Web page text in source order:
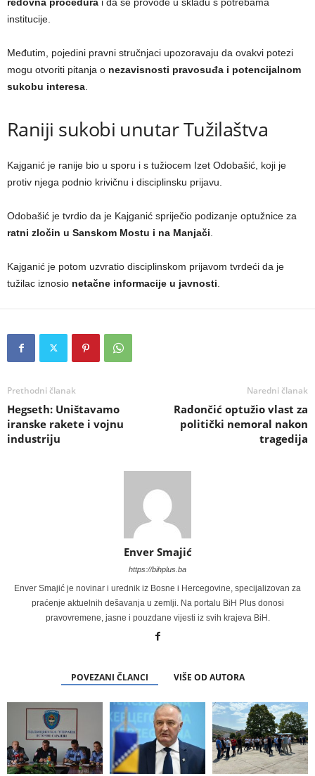
institucije.
Međutim, pojedini pravni stručnjaci upozoravaju da ovakvi potezi
mogu otvoriti pitanja o nezavisnosti pravosuđa i potencijalnom
sukobu interesa
Raniji sukobi unutar Tužilaštva
Kajganić je ranije bio u sporu i s tužiocem Izet Odobašić, koji je
protiv njega podnio krivičnu i disciplinsku prijavu.
Odobašić je tvrdio da je Kajganić spriječio podizanje optužnice za
ratni zločin u Sanskom Mostu i na Manjači
Kajganić je potom uzvratio disciplinskom prijavom tvrdeći da je
tužilac iznosio netačne informacije u javnosti
Prethodni članak
Hegseth: Uništavamo
iranske rakete i vojnu
industriju
Naredni članak
Radončić optužio vlast za
politički nemoral nakon
tragedija
Enver Smajić
https://bihplus.ba
Enver Smajić je novinar i urednik iz Bosne i Hercegovine, specijalizovan za
praćenje aktuelnih dešavanja u zemlji. Na portalu BiH Plus donosi
pravovremene, jasne i pouzdane vijesti iz svih krajeva BiH.
POVEZANI ČLANCI VIŠE OD AUTORA